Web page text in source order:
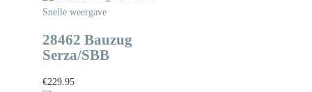
Snelle weergave
28462 Bauzug
Serza/SBB
€229.95